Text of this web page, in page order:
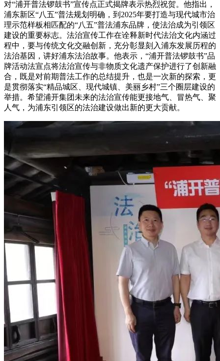
对“浦开普法锣鼓书”宣传点正式揭牌表示热烈祝贺。他指出，
浦东新区“八五”普法规划明确，到2025年要打造与现代城市治
理示范样板相匹配的“八五”普法浦东品牌，使法治成为引领区
建设的重要标志。法治宣传工作在诠释新时代法治文化内涵过
程中，要与传统文化交融创新，充分彰显刻入浦东发展历程的
法治基因，讲好浦东法治故事。他表示，“浦开普法锣鼓书”品
牌活动法宣点将法治宣传与非物质文化遗产保护进行了创新融
合，既是对前期普法工作的总结提升，也是一次新的探索，更
是贯彻落实“精品城区、现代城镇、美丽乡村”三个圈层建设的
举措。希望浦开集团未来的法治宣传能更接地气、冒热气、聚
人气，为浦东引领区的法治建设做出新的更大贡献。